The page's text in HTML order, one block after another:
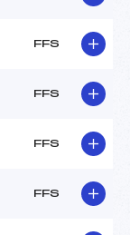
FFS
FFS
FFS
FFS